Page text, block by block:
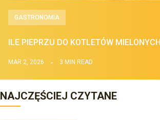
GASTRONOMIA
ILE PIEPRZU DO KOTLETÓW MIELONYCH
MAR 2, 2026 3 MIN READ
NAJCZĘŚCIEJ CZYTANE